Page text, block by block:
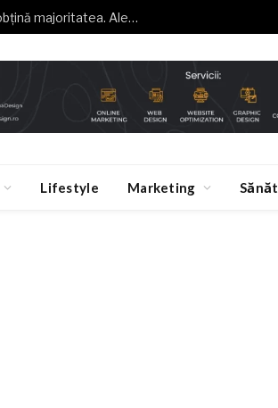
Buzoianu (USR): Grindeanu nu știe cum să obțină majoritatea. Alegeri anticipate, o necesitate
Lifestyle Marketing